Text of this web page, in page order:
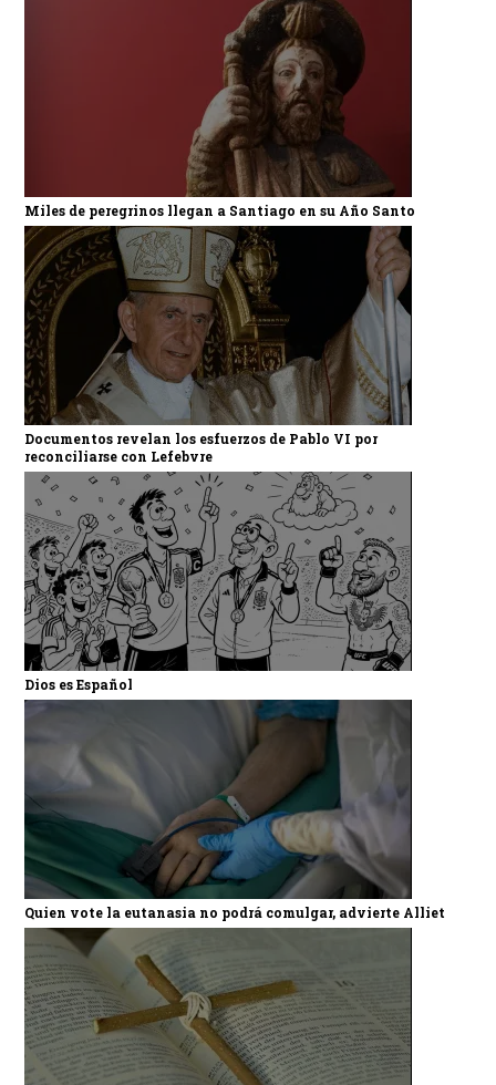
Miles de peregrinos llegan a Santiago en su Año Santo
Documentos revelan los esfuerzos de Pablo VI por
reconciliarse con Lefebvre
Dios es Español
Quien vote la eutanasia no podrá comulgar, advierte Alliet